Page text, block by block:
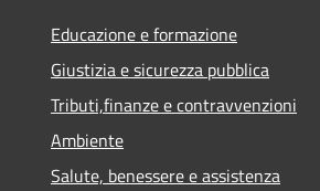
Educazione e formazione
Giustizia e sicurezza pubblica
Tributi,finanze e contravvenzioni
Ambiente
Salute, benessere e assistenza